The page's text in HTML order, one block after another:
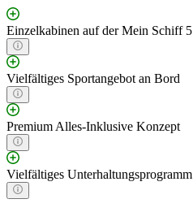
Einzelkabinen auf der Mein Schiff 5
Vielfältiges Sportangebot an Bord
Premium Alles-Inklusive Konzept
Vielfältiges Unterhaltungsprogramm